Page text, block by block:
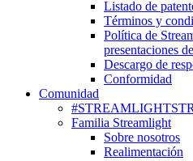
Listado de
Términos y
Política de
presentaciones
Descargo de
Conformidad
Comunidad
Familia Streamlight
Sobre nosotros
Realimentación